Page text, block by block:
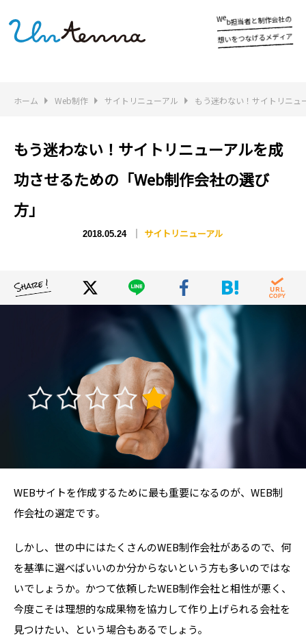
Web担当者と 制作会社の
想いをつなげるメディア
ホーム Web制作 サイトリニューアル もう迷わない！サイトリニ
もう迷わない！サイトリニューアルを成
功させるための「Web制作会社の選び
方」
2018.05.24 サイトリニューアル
WEBサイトを作成するために最も重要になるのが、WEB制
作会社の選定です。
しかし、世の中にはたくさんのWEB制作会社があるので、何
を基準に選べばいいのか分からないという方も多いのではな
いでしょうか。かつて依頼したWEB制作会社と相性が悪く、
今度こそは理想的な成果物を協力して作り上げられる会社を
見つけたい、という場合もあるでしょう。